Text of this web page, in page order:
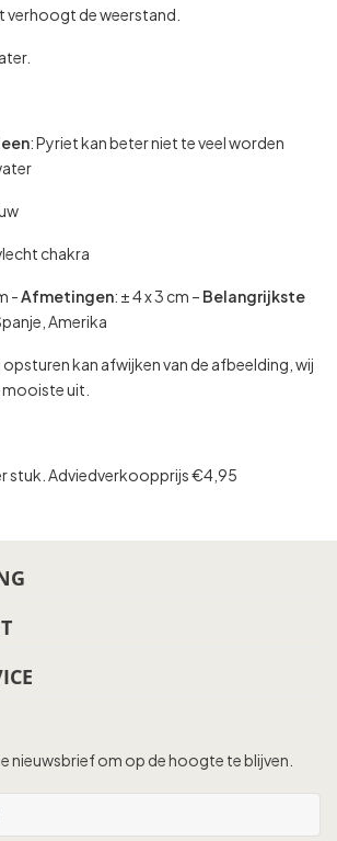
verhoogt de weerstand.
: Pyriet kan beter niet te veel worden
chakra
-Afmetingen: ± 4 x 3 cm – Belangrijkste
Amerika
opsturen kan afwijken van de afbeelding, wij
uit.
stuk. Adviedverkoopprijs €4,95
nieuwsbrief om op de hoogte te blijven.